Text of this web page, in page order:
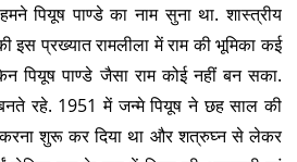
पियूष पाण्डे का नाम सुना था. शास्त्रीय
इस प्रख्यात रामलीला में राम की भूमिका कई
पियूष पाण्डे जैसा राम कोई नहीं बन सका.
रहे. 1951 में जन्मे पियूष ने छह साल की
करना शुरू कर दिया था और शत्रुघ्न से लेकर